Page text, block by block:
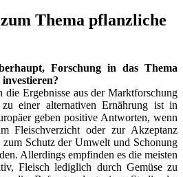
Thema pflanzliche
Forschung in das Thema
Ergebnisse aus der Marktforschung
einer alternativen Ernährung ist in
geben positive Antworten, wenn
Fleischverzicht oder zur Akzeptanz
Schutz der Umwelt und Schonung
Allerdings empfinden es die meisten
Fleisch lediglich durch Gemüse zu